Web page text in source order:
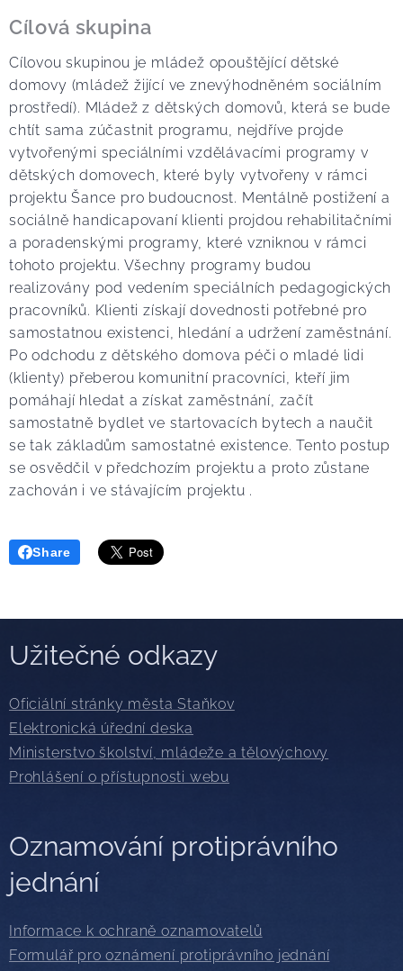
Cílová skupina
Cílovou skupinou je mládež opouštějící dětské
domovy (mládež žijící ve znevýhodněném sociálním
prostředí). Mládež z dětských domovů, která se bude
chtít sama zúčastnit programu, nejdříve projde
vytvořenými speciálními vzdělávacími programy v
dětských domovech, které byly vytvořeny v rámci
projektu Šance pro budoucnost. Mentálně postižení a
sociálně handicapovaní klienti projdou rehabilitačními
a poradenskými programy, které vzniknou v rámci
tohoto projektu. Všechny programy budou
realizovány pod vedením speciálních pedagogických
pracovníků. Klienti získají dovednosti potřebné pro
samostatnou existenci, hledání a udržení zaměstnání.
Po odchodu z dětského domova péči o mladé lidi
(klienty) přeberou komunitní pracovníci, kteří jim
pomáhají hledat a získat zaměstnání, začít
samostatně bydlet ve startovacích bytech a naučit
se tak základům samostatné existence. Tento postup
se osvědčil v předchozím projektu a proto zůstane
zachován i ve stávajícím projektu .
Share
Užitečné odkazy
Oficiální stránky města Staňkov
Elektronická úřední deska
Ministerstvo školství, mládeže a tělovýchovy
Prohlášení o přístupnosti webu
Oznamování protiprávního
jednání
Informace k ochraně oznamovatelů
Formulář pro oznámení protiprávního jednání